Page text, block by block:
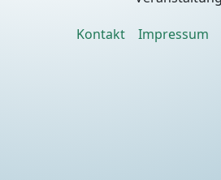
Kontakt Impressum